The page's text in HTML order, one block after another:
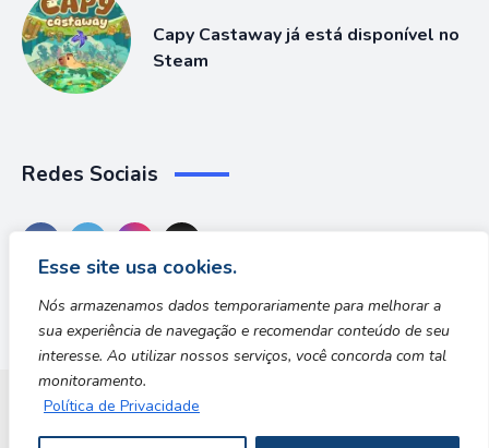
Esse site usa cookies.
Nós armazenamos dados temporariamente para melhorar a
sua experiência de navegação e recomendar conteúdo de seu
interesse. Ao utilizar nossos serviços, você concorda com tal
monitoramento.
Política de Privacidade
Capy Castaway já está disponível no
Steam
Redes Sociais